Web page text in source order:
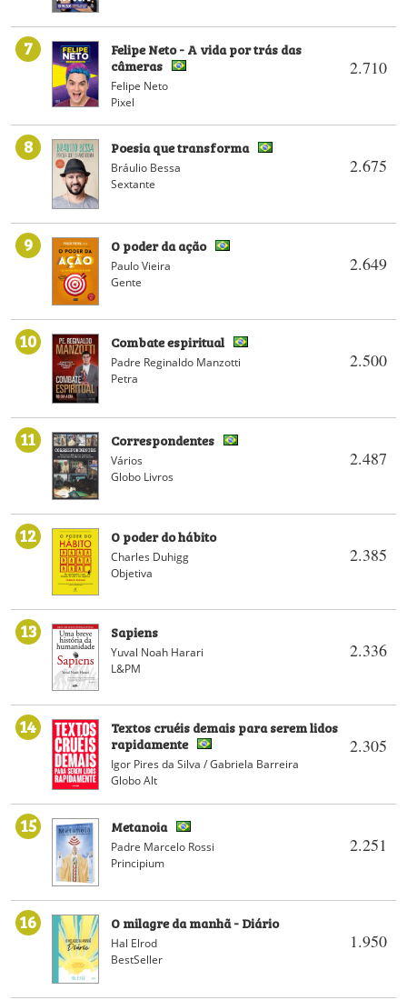
7
2.710
Felipe Neto - A vida por trás das
câmeras
Felipe Neto
Pixel
8
2.675
Poesia que transforma
Bráulio Bessa
Sextante
9
2.649
O poder da ação
Paulo Vieira
Gente
10
2.500
Combate espiritual
Padre Reginaldo Manzotti
Petra
11
2.487
Correspondentes
Vários
Globo Livros
12
2.385
O poder do hábito
Charles Duhigg
Objetiva
13
2.336
Sapiens
Yuval Noah Harari
L&PM
14
2.305
Textos cruéis demais para serem lidos
rapidamente
Igor Pires da Silva / Gabriela Barreira
Globo Alt
15
2.251
Metanoia
Padre Marcelo Rossi
Principium
16
1.950
O milagre da manhã - Diário
Hal Elrod
BestSeller